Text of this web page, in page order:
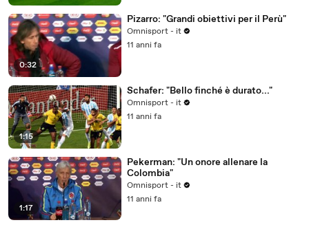
0:32
Pizarro: "Grandi obiettivi per il Perù"
Omnisport - it
11 anni fa
1:15
Schafer: "Bello finché è durato..."
Omnisport - it
11 anni fa
1:17
Pekerman: "Un onore allenare la
Colombia"
Omnisport - it
11 anni fa